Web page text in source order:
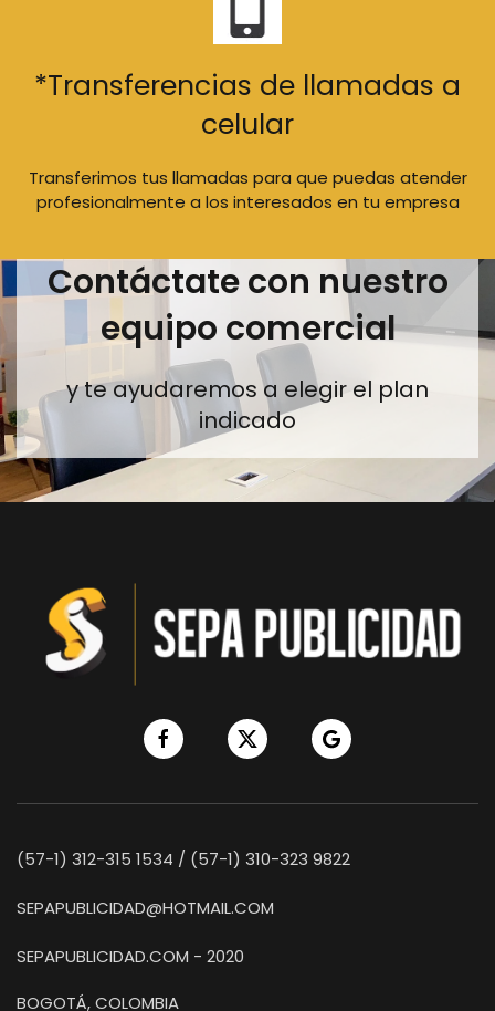
*Transferencias de llamadas a
celular
Transferimos tus llamadas para que puedas atender
profesionalmente a los interesados en tu empresa
Contáctate con nuestro
equipo comercial
y te ayudaremos a elegir el plan
indicado
(57-1) 312-315 1534 / (57-1) 310-323 9822
SEPAPUBLICIDAD@HOTMAIL.COM
SEPAPUBLICIDAD.COM - 2020
BOGOTÁ, COLOMBIA